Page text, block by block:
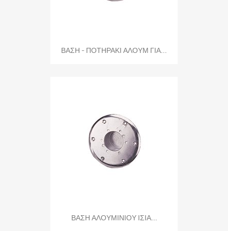
ΒΑΣΗ - ΠΟΤΗΡΑΚΙ ΑΛΟΥΜ ΓΙΑ...
ΒΑΣΗ ΑΛΟΥΜΙΝΙΟΥ ΙΣΙΑ...